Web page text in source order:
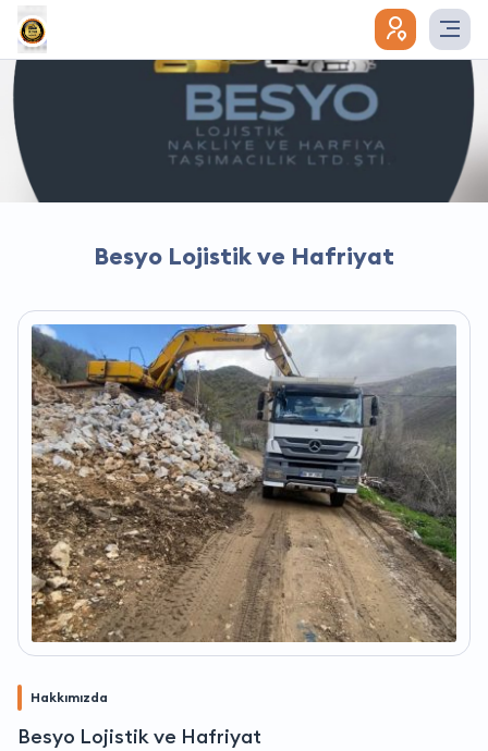
Besyo Lojistik ve Hafriyat
Hakkımızda
Besyo Lojistik ve Hafriyat